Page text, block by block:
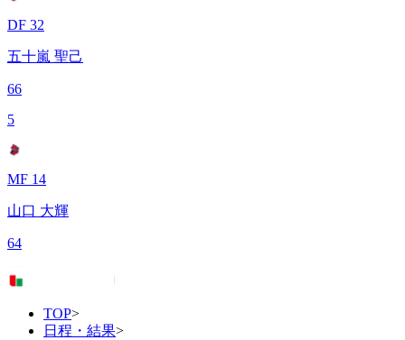
DF 32
五十嵐 聖己
66
5
MF 14
山口 大輝
64
TOP>
日程・結果>